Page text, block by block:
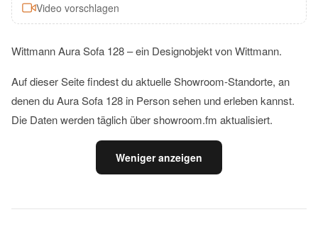
Video vorschlagen
Wittmann Aura Sofa 128 – ein Designobjekt von Wittmann.
Auf dieser Seite findest du aktuelle Showroom-Standorte, an
denen du Aura Sofa 128 in Person sehen und erleben kannst.
Die Daten werden täglich über showroom.fm aktualisiert.
Weniger anzeigen